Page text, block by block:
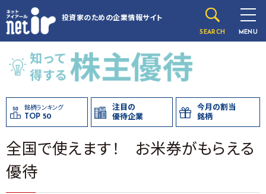
投資家のための企業情報サイト
SEARCH MENU
銘柄ランキング
TOP 50
注目の
優待企業
今月の割当
銘柄
全国で使えます！ お米券がもらえる
優待